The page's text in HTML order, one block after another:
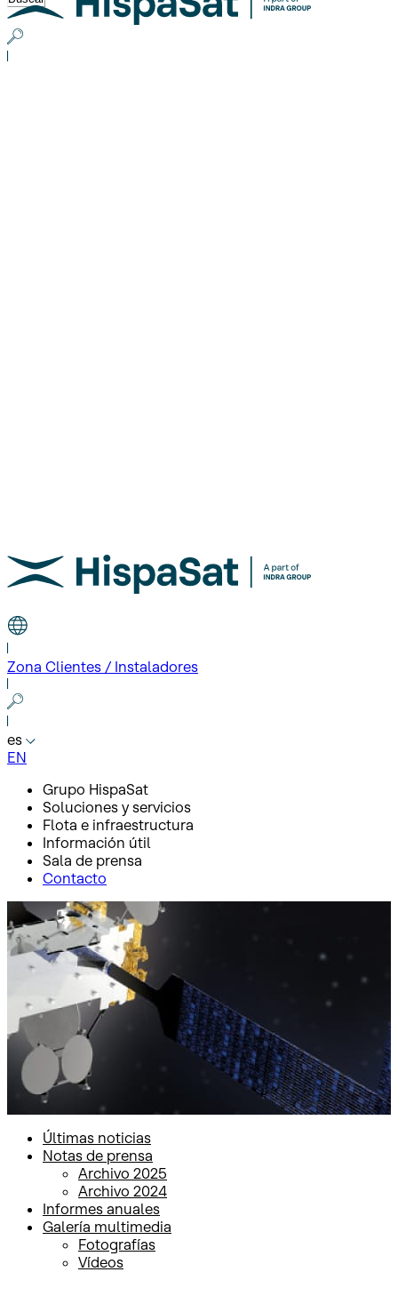
Zona Clientes / Instaladores
es
EN
Grupo HispaSat
Soluciones y servicios
Flota e infraestructura
Información útil
Sala de prensa
Contacto
Inicio Sala de prensa
Notas de prensa
Últimas noticias
Notas de prensa
Archivo 2025
Archivo 2024
Informes anuales
Galería multimedia
Fotografías
Vídeos